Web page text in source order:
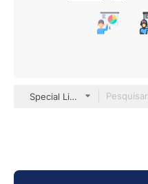
Special Lineal